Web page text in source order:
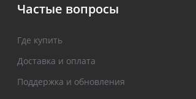
Частые вопросы
Где купить
Доставка и оплата
Поддержка и обновления